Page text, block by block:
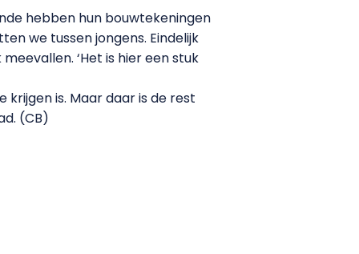
hebben hun bouwtekeningen
we tussen jongens. Eindelijk
‘Het is hier een stuk
is. Maar daar is de rest
(CB)